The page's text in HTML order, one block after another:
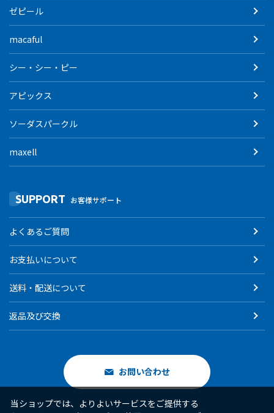
ゼピール
macaful
シー・シー・ピー
アピックス
ソーダスパークル
maxell
SUPPORT お客様サポート
よくあるご質問
お支払いについて
送料・配送について
返品及び交換
お問い合わせ
当ショップでは、よりよいサービスをご提供する